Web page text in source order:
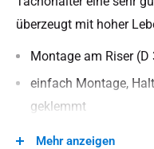
überzeugt mit hoher
Montage am Riser (D
einfach Montage,
geklemmt
Verlängerungsarm
Mehr anzeigen